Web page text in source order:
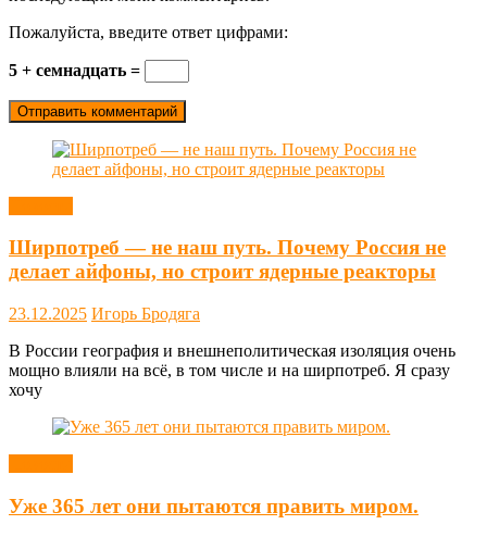
Пожалуйста, введите ответ цифрами:
5 + семнадцать =
Ширпотреб — не наш путь. Почему Россия не
делает айфоны, но строит ядерные реакторы
23.12.2025 Игорь Бродяга
В России география и внешнеполитическая изоляция очень
мощно влияли на всё, в том числе и на ширпотреб. Я сразу
хочу
Уже 365 лет они пытаются править миром.